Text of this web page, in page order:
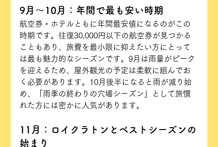
9月〜10月：年間で最も安い時期
航空券・ホテルともに年間最安値になるのがこの
時期です。往復30,000円以下の航空券が見つかる
こともあり、旅費を最小限に抑えたい方にとって
は最も魅力的なシーズンです。9月は雨量がピーク
を迎えるため、屋外観光の予定は柔軟に組んでお
く必要があります。10月後半になると雨が減り始
め、「雨季の終わりの穴場シーズン」として旅慣
れた方には密かに人気があります。
11月：ロイクラトンとベストシーズンの
始まり